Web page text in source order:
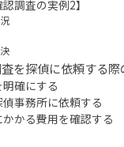
認調査の実例2】
を探偵に依頼する際
確にする
事務所に依頼する
かる費用を確認する